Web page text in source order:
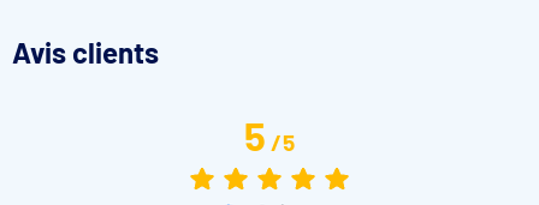
Avis clients
5/5